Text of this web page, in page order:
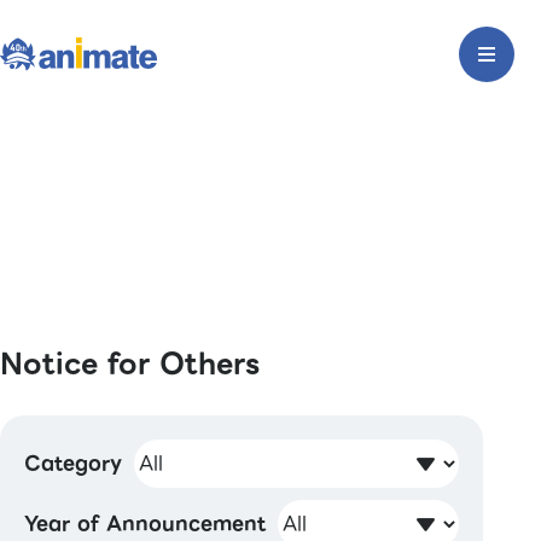
Notice for Others
Category
Year of Announcement